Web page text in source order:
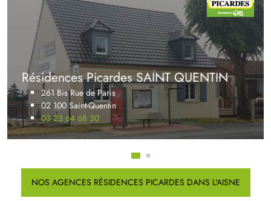
Résidences Picardes SAINT QUENTIN
261 Bis Rue de Paris
02 100 Saint-Quentin
03 23 64 68 30
NOS AGENCES RÉSIDENCES PICARDES DANS L'AISNE